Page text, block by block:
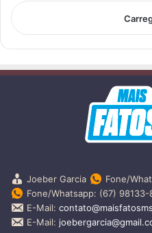
Joeber Garcia
Fone/
Fone/Whatsapp: (67) 98133-
E-Mail:
E-Mail: